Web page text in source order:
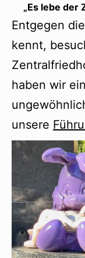
„Es lebe der
Entgegen
kennt,
haben wir
unsere